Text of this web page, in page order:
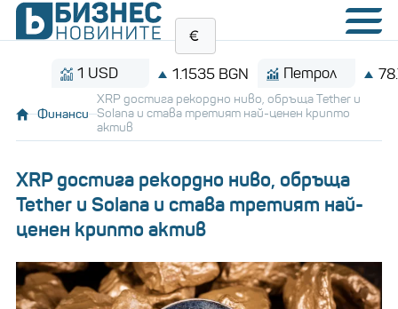
1 USD 1.1535 BGN Петрол 78.72
Финанси
XRP достига рекордно ниво, обръща Tether и
Solana и става третият най-ценен крипто
актив
XRP достига рекордно ниво, обръща
Tether и Solana и става третият най-
ценен крипто актив